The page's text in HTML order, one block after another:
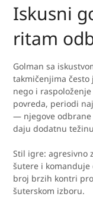
Iskusni
ritam
Golman sa
takmičenjima često
nego i
povreda, periodi
— njegove
daju dodatnu
Stil igre: agresivno
šutere i
broj brzih kontri
šuterskom izboru.